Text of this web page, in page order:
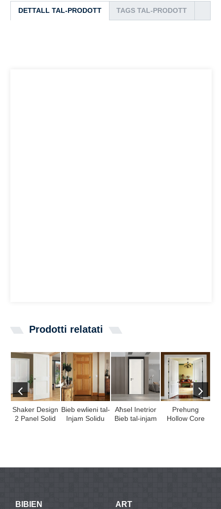
DETTALL TAL-PRODOTT TAGS TAL-PRODOTT
Prodotti relatati
Shaker Design
2 Panel Solid
Bieb ewlieni tal-
Injam Solidu
Aħsel Inetrior
Bieb tal-injam
Prehung
Hollow Core
BIBIEN ART